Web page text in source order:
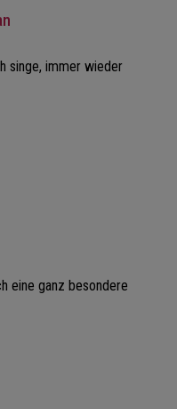
singe, immer wieder
eine ganz besondere